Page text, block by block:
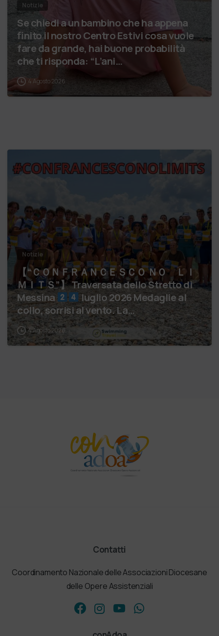
Notizie
Se chiedi a un bambino che ha appena
finito il nostro Centro Estivi cosa vuole
fare da grande, hai buone probabilità
che ti risponda: “L’ani…
4 Agosto 2026
Notizie
【 “ＣＯＮＦＲＡＮＣＥＳＣＯ ＮＯ ＬＩ
ＭＩＴＳ”】 Traversata dello Stretto di
Messina
luglio 2026 Medaglie al
collo, sorrisi al vento. La…
4 Agosto 2026
Contatti
Coordinamento Nazionale delle Associazioni Diocesane
delle Opere Assistenziali